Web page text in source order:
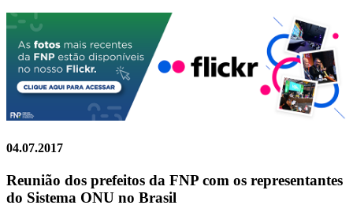
04.07.2017
Reunião dos prefeitos da FNP com os representantes
do Sistema ONU no Brasil